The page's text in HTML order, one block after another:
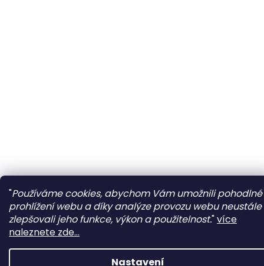
"Používáme cookies, abychom Vám umožnili pohodlné
prohlížení webu a díky analýze provozu webu neustále
zlepšovali jeho funkce, výkon a použitelnost."více
naleznete zde...
Nastavení